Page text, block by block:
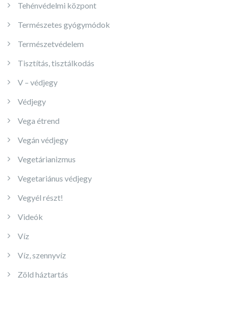
Tehénvédelmi központ
Természetes gyógymódok
Természetvédelem
Tisztítás, tisztálkodás
V – védjegy
Védjegy
Vega étrend
Vegán védjegy
Vegetárianizmus
Vegetariánus védjegy
Vegyél részt!
Videók
Víz
Víz, szennyvíz
Zöld háztartás